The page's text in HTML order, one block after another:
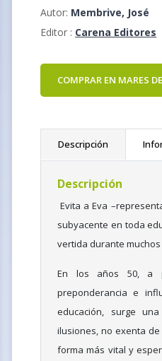
Autor: Membrive, José
Editor : Carena Editores
COMPRAR EN MARES
Descripción
Descripción
Evita a Eva
subyacente en toda
vertida durante
En los años 50, a
preponderancia e
educación, surge
ilusiones, no exenta
forma más vital y